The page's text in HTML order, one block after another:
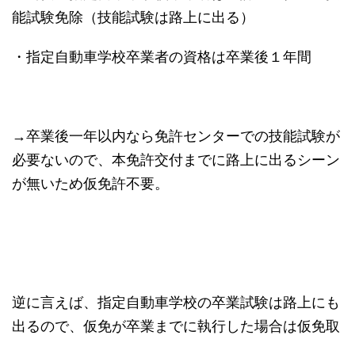
能試験免除（技能試験は路上に出る）
・指定自動車学校卒業者の資格は卒業後１年間
→卒業後一年以内なら免許センターでの技能試験が
必要ないので、本免許交付までに路上に出るシーン
が無いため仮免許不要。
逆に言えば、指定自動車学校の卒業試験は路上にも
出るので、仮免が卒業までに執行した場合は仮免取